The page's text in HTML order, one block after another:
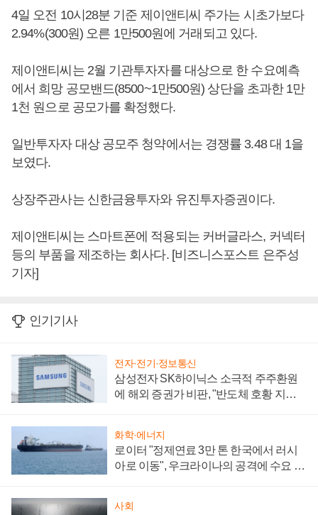
4일 오전 10시28분 기준 제이앤티씨 주가는 시초가보다
2.94%(300원) 오른 1만500원에 거래되고 있다.
제이앤티씨는 2월 기관투자자를 대상으로 한 수요예측
에서 희망 공모밴드(8500~1만500원) 상단을 초과한 1만
1천 원으로 공모가를 확정했다.
일반투자자 대상 공모주 청약에서는 경쟁률 3.48 대 1을
보였다.
상장주관사는 신한금융투자와 유진투자증권이다.
제이앤티씨는 스마트폰에 적용되는 커버글라스, 커넥터
등의 부품을 제조하는 회사다. [비즈니스포스트 은주성
기자]
인기기사
전자·전기·정보통신
삼성전자 SK하이닉스 소극적 주주환원
에 해외 증권가 비판, "반도체 호황 지속
화학·에너지
로이터 "정제연료 3만 톤 한국에서 러시
아로 이동", 우크라이나의 공격에 수요 늘
사회